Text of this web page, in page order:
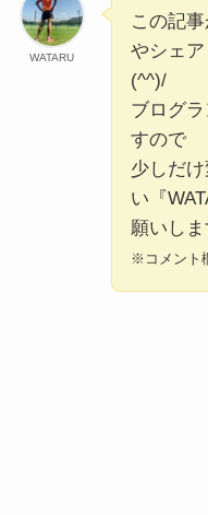
WATARU
この記
やシェ
(^^)/
ブログ
すので
少しだ
い『
願いし
※コメント